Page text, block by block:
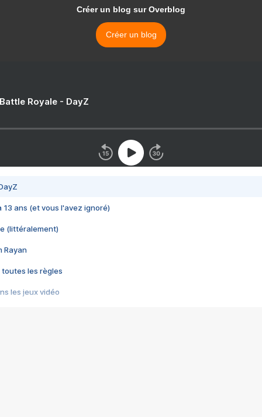
Créer un blog sur Overblog
Créer un blog
Royale - DayZ
13 ans (et vous l'avez ignoré)
(littéralement)
Rayan
toutes les règles
les jeux vidéo